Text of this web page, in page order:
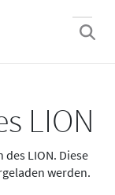
LION
LION. Diese
werden.